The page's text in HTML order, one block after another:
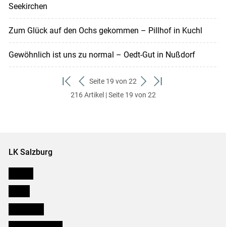
Seekirchen
Zum Glück auf den Ochs gekommen – Pillhof in Kuchl
Gewöhnlich ist uns zu normal – Oedt-Gut in Nußdorf
zum
ersten
zurück
zum
Seite 19 von 22
weiter
zum
zum
216 Artikel | Seite 19 von 22
LK Salzburg